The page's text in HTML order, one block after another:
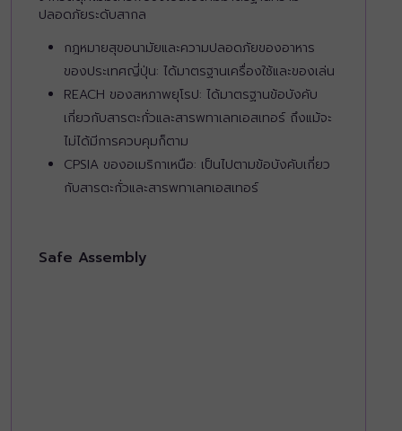
ปลอดภัยระดับสากล
กฎหมายสุขอนามัยและความปลอดภัยของอาหาร
ของประเทศญี่ปุ่น: ได้มาตรฐานเครื่องใช้และของเล่น
REACH ของสหภาพยุโรป: ได้มาตรฐานข้อบังคับ
เกี่ยวกับสารตะกั่วและสารพทาเลทเอสเทอร์ ถึงแม้จะ
ไม่ได้มีการควบคุมก็ตาม
CPSIA ของอเมริกาเหนือ: เป็นไปตามข้อบังคับเกี่ยว
กับสารตะกั่วและสารพทาเลทเอสเทอร์
Safe Assembly